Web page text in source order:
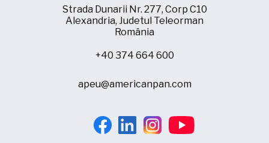
Strada Dunarii Nr. 277, Corp C10
Alexandria, Judetul Teleorman
România
+40 374 664 600
apeu@americanpan.com